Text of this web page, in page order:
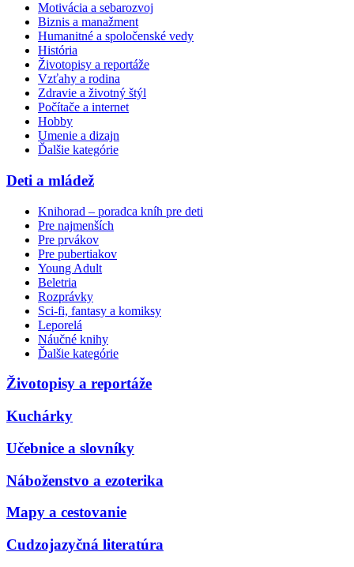
Motivácia a sebarozvoj
Biznis a manažment
Humanitné a spoločenské vedy
História
Životopisy a reportáže
Vzťahy a rodina
Zdravie a životný štýl
Počítače a internet
Hobby
Umenie a dizajn
Ďalšie kategórie
Deti a mládež
Knihorad – poradca kníh pre deti
Pre najmenších
Pre prvákov
Pre pubertiakov
Young Adult
Beletria
Rozprávky
Sci-fi, fantasy a komiksy
Leporelá
Náučné knihy
Ďalšie kategórie
Životopisy a reportáže
Kuchárky
Učebnice a slovníky
Náboženstvo a ezoterika
Mapy a cestovanie
Cudzojazyčná literatúra